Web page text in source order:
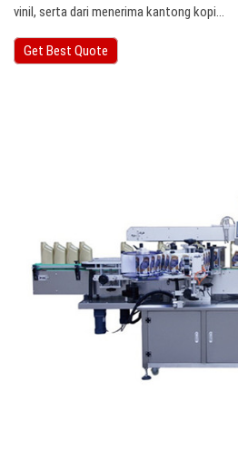
vinil, serta dari menerima kantong kopi…
Get Best Quote